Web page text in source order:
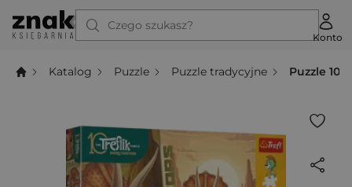
Czego szukasz?
Konto
Katalog Puzzle Puzzle tradycyjne Puzzle